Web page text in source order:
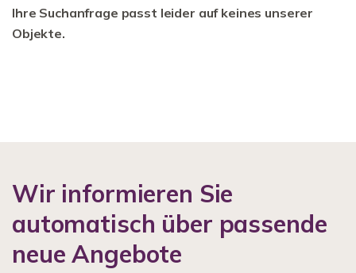
Ihre Suchanfrage passt leider auf keines unserer
Objekte.
Wir informieren Sie
automatisch über passende
neue Angebote